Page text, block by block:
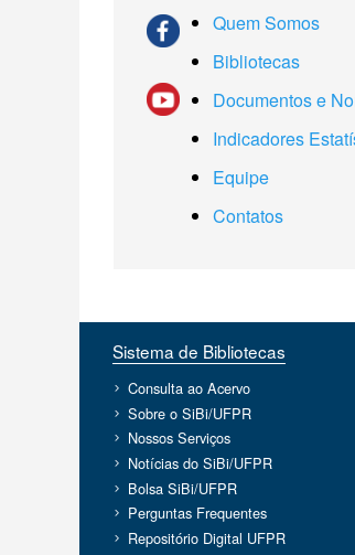
Quem Somos
Bibliotecas
Documentos e
Indicadores
Equipe
Contatos
Sistema de Bibliotecas
Consulta ao Acervo
Sobre o SiBi/UFPR
Nossos Serviços
Notícias do SiBi/UFPR
Bolsa SiBi/UFPR
Perguntas Frequentes
Repositório Digital UFPR